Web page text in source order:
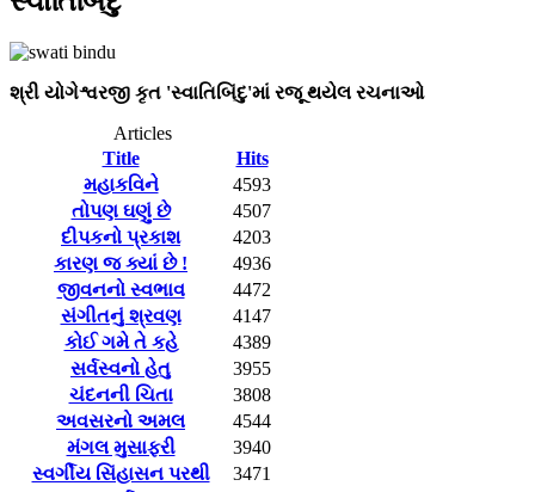
શ્રી યોગેશ્વરજી કૃત 'સ્વાતિબિંદુ'માં રજૂ થયેલ રચનાઓ
Articles
Title
Hits
મહાકવિને
4593
તોપણ ઘણું છે
4507
દીપકનો પ્રકાશ
4203
કારણ જ ક્યાં છે !
4936
જીવનનો સ્વભાવ
4472
સંગીતનું શ્રવણ
4147
કોઈ ગમે તે કહે
4389
સર્વસ્વનો હેતુ
3955
ચંદનની ચિતા
3808
અવસરનો અમલ
4544
મંગલ મુસાફરી
3940
સ્વર્ગીય સિંહાસન પરથી
3471